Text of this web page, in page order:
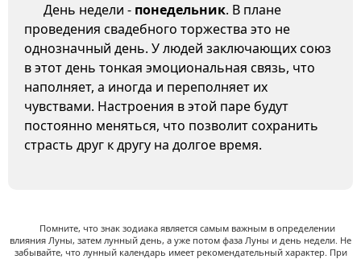
День недели - понедельник. В плане
проведения свадебного торжества это не
однозначный день. У людей заключающих союз
в этот день тонкая эмоциональная связь, что
наполняет, а иногда и переполняет их
чувствами. Настроения в этой паре будут
постоянно меняться, что позволит сохранить
страсть друг к другу на долгое время.
Помните, что знак зодиака является самым важным в определении
влияния Луны, затем лунный день, а уже потом фаза Луны и день недели. Не
забывайте, что лунный календарь имеет рекомендательный характер. При